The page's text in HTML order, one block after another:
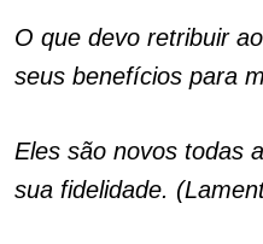
O que devo retribuir
seus benefícios para
Eles são novos todas
sua fidelidade.